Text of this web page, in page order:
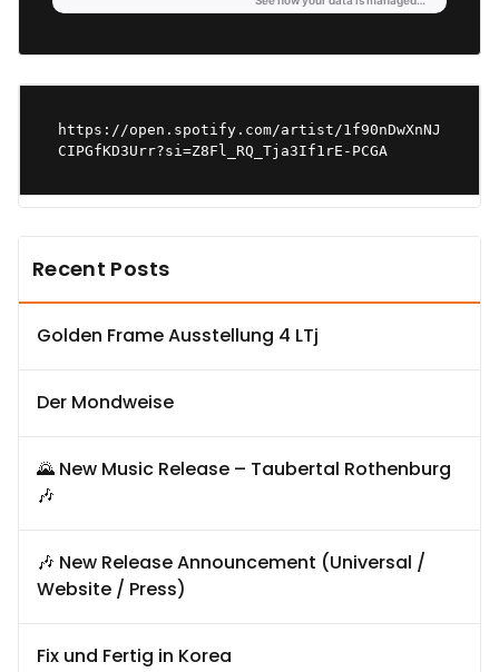
https://open.spotify.com/artist/1f90nDwXnNJ
CIPGfKD3Urr?si=Z8Fl_RQ_Tja3If1rE-PCGA
Recent Posts
Golden Frame Ausstellung 4 LTj
Der Mondweise
🌄 New Music Release – Taubertal Rothenburg
🎶
🎶 New Release Announcement (Universal /
Website / Press)
Fix und Fertig in Korea